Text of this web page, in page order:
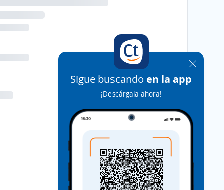
Sigue buscando en la app
¡Descárgala ahora!